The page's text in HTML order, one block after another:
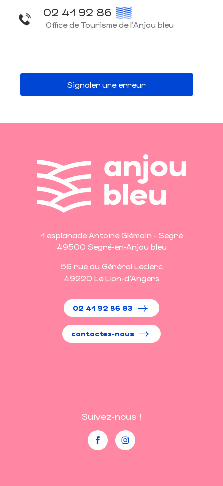
02 41 92 86 ▒▒
Office de Tourisme de l'Anjou bleu
Signaler une erreur
1 esplanade Antoine Glémain - Segré
49500 Segré-en-Anjou bleu
56 rue du Général Leclerc
49220 Le Lion-d'Angers
02 41 92 86 83
contactez-nous
Suivez-nous !